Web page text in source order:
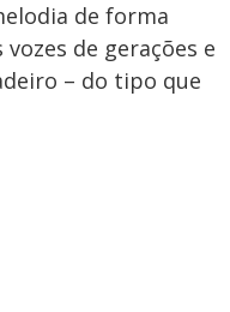
de forma
de gerações e
– do tipo que